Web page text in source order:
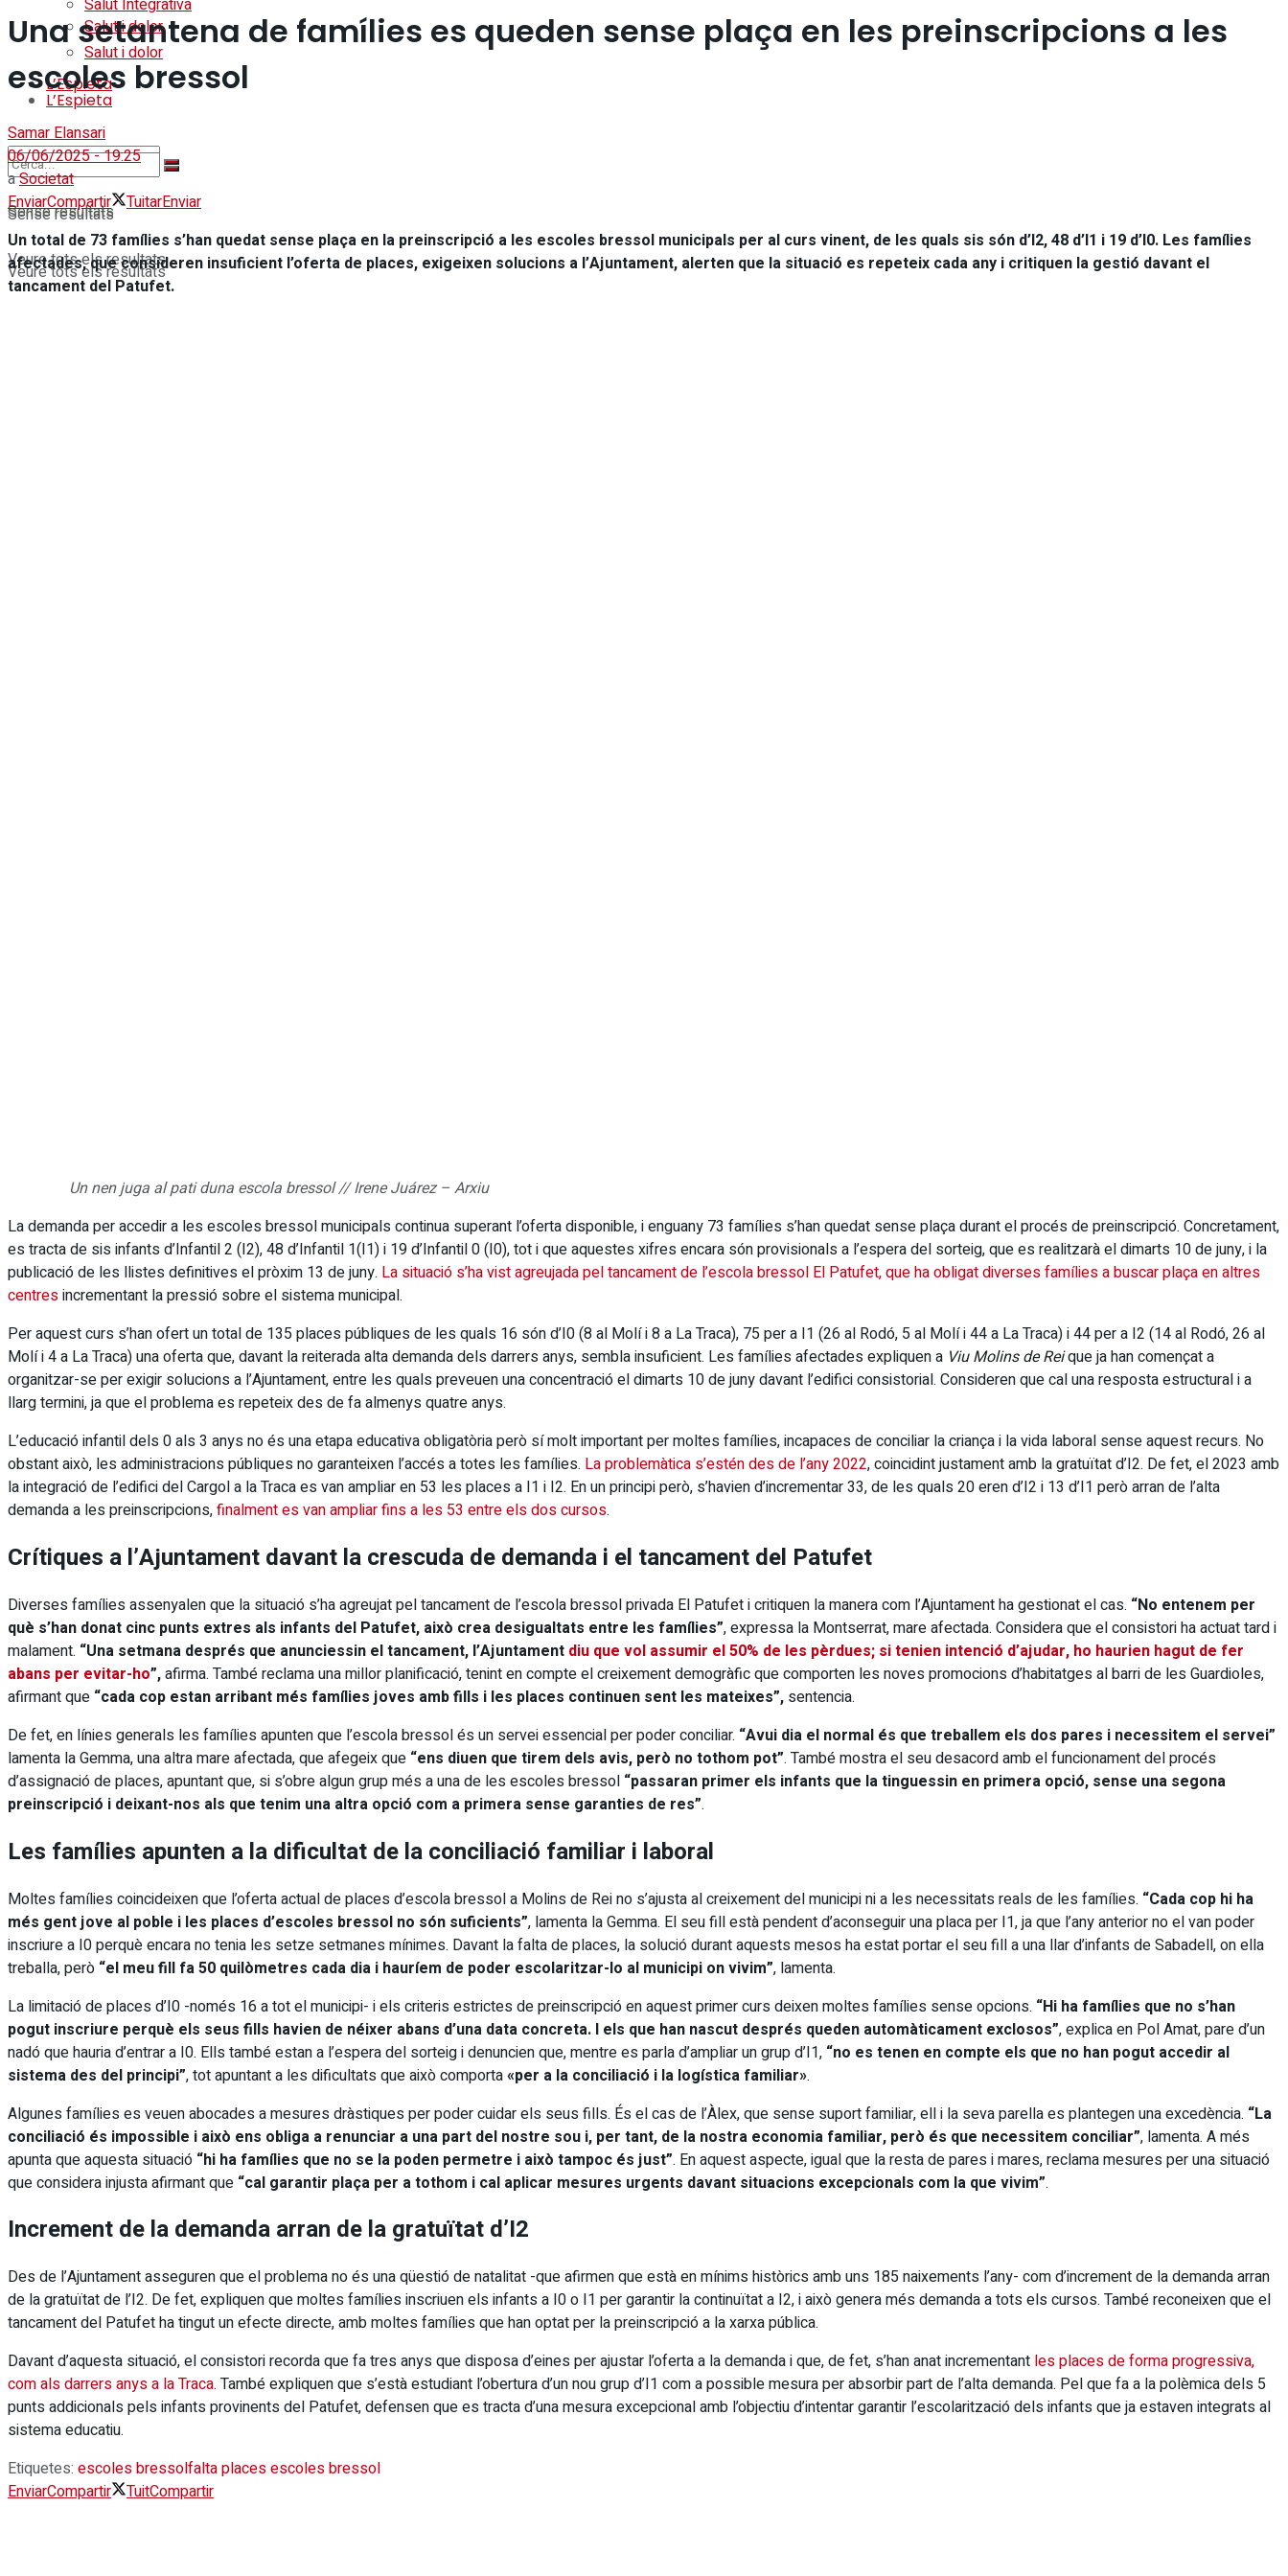
Salut i dolor
L’Espieta
Sense resultats
Veure tots els resultats
Salut Integrativa
Salut i dolor
L’Espieta
Sense resultats
Veure tots els resultats
Una setantena de famílies es queden sense plaça en les preinscripcions a les
escoles bressol
Samar Elansari
06/06/2025 - 19:25
aSocietat
EnviarCompartir TuitarEnviar
Un total de 73 famílies s’han quedat sense plaça en la preinscripció a les escoles bressol municipals per al curs vinent, de les quals sis són d’I2, 48 d’I1 i 19 d’I0. Les famílies
afectades, que consideren insuficient l’oferta de places, exigeixen solucions a l’Ajuntament, alerten que la situació es repeteix cada any i critiquen la gestió davant el
tancament del Patufet.
Un nen juga al pati duna escola bressol // Irene Juárez – Arxiu
La demanda per accedir a les escoles bressol municipals continua superant l’oferta disponible, i enguany 73 famílies s’han quedat sense plaça durant el procés de preinscripció. Concretament,
es tracta de sis infants d’Infantil 2 (I2), 48 d’Infantil 1(I1) i 19 d’Infantil 0 (I0), tot i que aquestes xifres encara són provisionals a l’espera del sorteig, que es realitzarà el dimarts 10 de juny, i la
publicació de les llistes definitives el pròxim 13 de juny. La situació s’ha vist agreujada pel tancament de l’escola bressol El Patufet, que ha obligat diverses famílies a buscar plaça en altres
centresincrementant la pressió sobre el sistema municipal.
Per aquest curs s’han ofert un total de 135 places públiques de les quals 16 són d’I0 (8 al Molí i 8 a La Traca), 75 per a I1 (26 al Rodó, 5 al Molí i 44 a La Traca) i 44 per a I2 (14 al Rodó, 26 al
Molí i 4 a La Traca) una oferta que, davant la reiterada alta demanda dels darrers anys, sembla insuficient. Les famílies afectades expliquen a Viu Molins de Reique ja han començat a
organitzar-se per exigir solucions a l’Ajuntament, entre les quals preveuen una concentració el dimarts 10 de juny davant l’edifici consistorial. Consideren que cal una resposta estructural i a
llarg termini, ja que el problema es repeteix des de fa almenys quatre anys.
L’educació infantil dels 0 als 3 anys no és una etapa educativa obligatòria però sí molt important per moltes famílies, incapaces de conciliar la criança i la vida laboral sense aquest recurs. No
obstant això, les administracions públiques no garanteixen l’accés a totes les famílies. La problemàtica s’estén des de l’any 2022, coincidint justament amb la gratuïtat d’I2. De fet, el 2023 amb
la integració de l’edifici del Cargol a la Traca es van ampliar en 53 les places a I1 i I2. En un principi però, s’havien d’incrementar 33, de les quals 20 eren d’I2 i 13 d’I1 però arran de l’alta
demanda a les preinscripcions,finalment es van ampliar fins a les 53 entre els dos cursos.
Crítiques a l’Ajuntament davant la crescuda de demanda i el tancament del Patufet
Diverses famílies assenyalen que la situació s’ha agreujat pel tancament de l’escola bressol privada El Patufet i critiquen la manera com l’Ajuntament ha gestionat el cas. “No entenem per
què s’han donat cinc punts extres als infants del Patufet, això crea desigualtats entre les famílies”, expressa la Montserrat, mare afectada. Considera que el consistori ha actuat tard i
malament. “Una setmana després que anunciessin el tancament, l’Ajuntament diu que vol assumir el 50% de les pèrdues; si tenien intenció d’ajudar, ho haurien hagut de fer
abans per evitar-ho”,afirma. També reclama una millor planificació, tenint en compte el creixement demogràfic que comporten les noves promocions d’habitatges al barri de les Guardioles,
afirmant que “cada cop estan arribant més famílies joves amb fills i les places continuen sent les mateixes”, sentencia.
De fet, en línies generals les famílies apunten que l’escola bressol és un servei essencial per poder conciliar. “Avui dia el normal és que treballem els dos pares i necessitem el servei”
lamenta la Gemma, una altra mare afectada, que afegeix que “ens diuen que tirem dels avis, però no tothom pot”. També mostra el seu desacord amb el funcionament del procés
d’assignació de places, apuntant que, si s’obre algun grup més a una de les escoles bressol “passaran primer els infants que la tinguessin en primera opció, sense una segona
preinscripció i deixant-nos als que tenim una altra opció com a primera sense garanties de res”.
Les famílies apunten a la dificultat de la conciliació familiar i laboral
Moltes famílies coincideixen que l’oferta actual de places d’escola bressol a Molins de Rei no s’ajusta al creixement del municipi ni a les necessitats reals de les famílies. “Cada cop hi ha
més gent jove al poble i les places d’escoles bressol no són suficients”, lamenta la Gemma. El seu fill està pendent d’aconseguir una placa per I1, ja que l’any anterior no el van poder
inscriure a I0 perquè encara no tenia les setze setmanes mínimes. Davant la falta de places, la solució durant aquests mesos ha estat portar el seu fill a una llar d’infants de Sabadell, on ella
treballa, però “el meu fill fa 50 quilòmetres cada dia i hauríem de poder escolaritzar-lo al municipi on vivim”, lamenta.
La limitació de places d’I0 -només 16 a tot el municipi- i els criteris estrictes de preinscripció en aquest primer curs deixen moltes famílies sense opcions. “Hi ha famílies que no s’han
pogut inscriure perquè els seus fills havien de néixer abans d’una data concreta. I els que han nascut després queden automàticament exclosos”, explica en Pol Amat, pare d’un
nadó que hauria d’entrar a I0. Ells també estan a l’espera del sorteig i denuncien que, mentre es parla d’ampliar un grup d’I1, “no es tenen en compte els que no han pogut accedir al
sistema des del principi”, tot apuntant a les dificultats que això comporta«per a la conciliació i la logística familiar».
Algunes famílies es veuen abocades a mesures dràstiques per poder cuidar els seus fills. És el cas de l’Àlex, que sense suport familiar, ell i la seva parella es plantegen una excedència. “La
conciliació és impossible i això ens obliga a renunciar a una part del nostre sou i, per tant, de la nostra economia familiar, però és que necessitem conciliar”, lamenta. A més
apunta que aquesta situació “hi ha famílies que no se la poden permetre i això tampoc és just”. En aquest aspecte, igual que la resta de pares i mares, reclama mesures per una situació
que considera injusta afirmant que “cal garantir plaça per a tothom i cal aplicar mesures urgents davant situacions excepcionals com la que vivim”.
Increment de la demanda arran de la gratuïtat d’I2
Des de l’Ajuntament asseguren que el problema no és una qüestió de natalitat -que afirmen que està en mínims històrics amb uns 185 naixements l’any- com d’increment de la demanda arran
de la gratuïtat de l’I2. De fet, expliquen que moltes famílies inscriuen els infants a I0 o I1 per garantir la continuïtat a I2, i això genera més demanda a tots els cursos. També reconeixen que el
tancament del Patufet ha tingut un efecte directe, amb moltes famílies que han optat per la preinscripció a la xarxa pública.
Davant d’aquesta situació, el consistori recorda que fa tres anys que disposa d’eines per ajustar l’oferta a la demanda i que, de fet, s’han anat incrementant les places de forma progressiva,
com als darrers anys a la Traca. També expliquen que s’està estudiant l’obertura d’un nou grup d’I1 com a possible mesura per absorbir part de l’alta demanda. Pel que fa a la polèmica dels 5
punts addicionals pels infants provinents del Patufet, defensen que es tracta d’una mesura excepcional amb l’objectiu d’intentar garantir l’escolarització dels infants que ja estaven integrats al
sistema educatiu.
Etiquetes: escoles bressolfalta places escoles bressol
EnviarCompartir TuitCompartir